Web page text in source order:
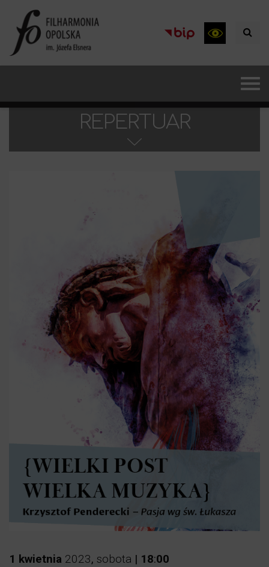
REPERTUAR
1 kwietnia 2023, sobota | 18:00